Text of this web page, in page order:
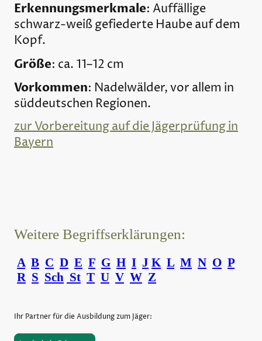
Erkennungsmerkmale: Auffällige
schwarz-weiß gefiederte Haube auf dem
Kopf.
Größe: ca. 11–12 cm
Vorkommen: Nadelwälder, vor allem in
süddeutschen Regionen.
zur Vorbereitung auf die Jägerprüfung in
Bayern
Weitere Begriffserklärungen:
A B C D E F G H I J K L M N O P
R S Sch St T U V W Z
Ihr Partner für die Ausbildung zum Jäger: